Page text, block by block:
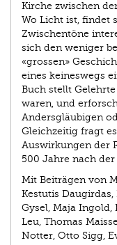
Kirche zwischen
Wo Licht ist, findet
Zwischentöne
sich den weniger
«grossen»
eines keineswegs
Buch stellt
waren, und
Andersgläubigen
Gleichzeitig fragt
Auswirkungen der
500 Jahre nach
Mit Beiträgen von
Kestutis
Gysel, Maja Ingold,
Leu, Thomas
Notter, Otto Sigg,